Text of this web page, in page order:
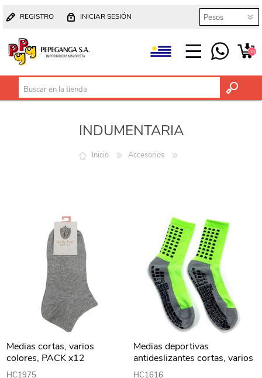
REGISTRO INICIAR SESIÓN
(0)
INDUMENTARIA
Inicio Accesorios
Medias cortas, varios
colores, PACK x12
HC1975
Medias deportivas
antideslizantes cortas, varios
colores
HC1616